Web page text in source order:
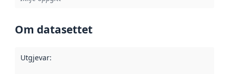
Om datasettet
Utgjevar: